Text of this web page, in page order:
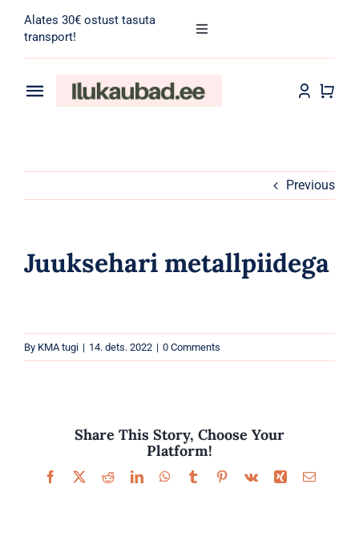
content
Alates 30€ ostust tasuta
transport!
Toggle
for:
Toggle
Meik
Parfüümid
Previous
Juuksehari metallpiidega
By KMA tugi | 14. dets. 2022 | 0 Comments
Share This Story, Choose Your
Platform!
Facebook
X RedditLinkedInWhatsApp
TumblrPinterest
Vk Xing Email